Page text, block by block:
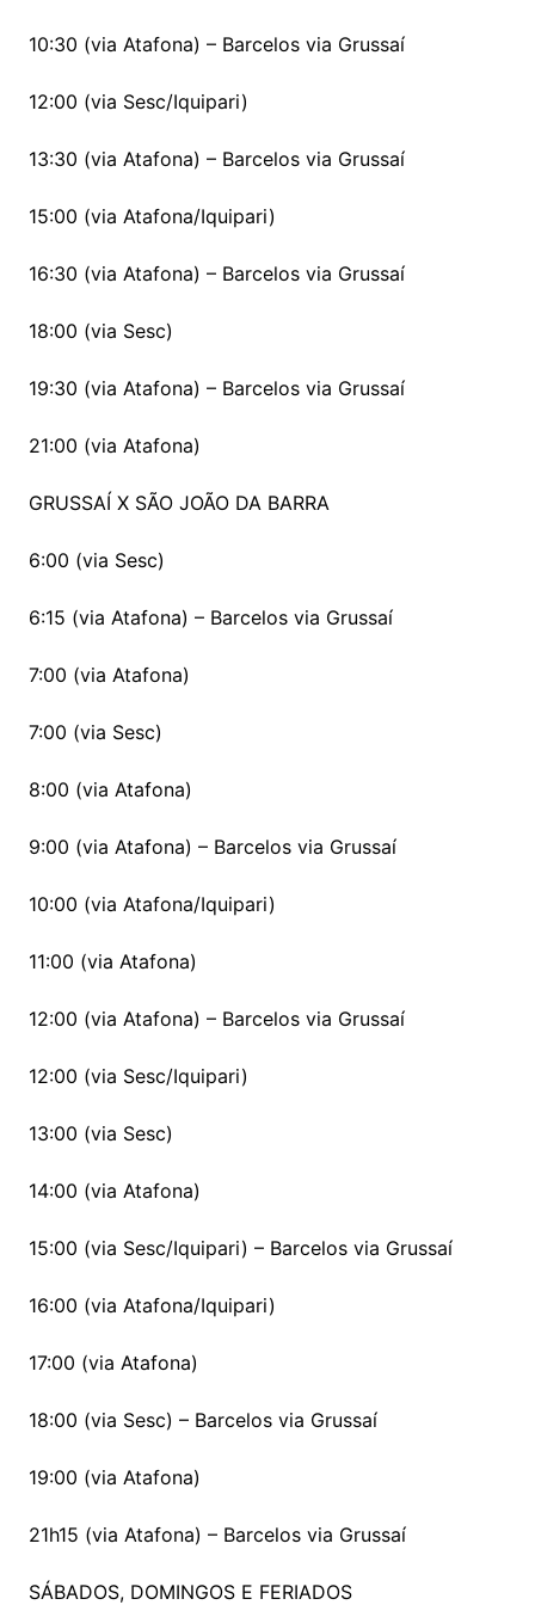
10:30 (via Atafona) – Barcelos via Grussaí
12:00 (via Sesc/Iquipari)
13:30 (via Atafona) – Barcelos via Grussaí
15:00 (via Atafona/Iquipari)
16:30 (via Atafona) – Barcelos via Grussaí
18:00 (via Sesc)
19:30 (via Atafona) – Barcelos via Grussaí
21:00 (via Atafona)
GRUSSAÍ X SÃO JOÃO DA BARRA
6:00 (via Sesc)
6:15 (via Atafona) – Barcelos via Grussaí
7:00 (via Atafona)
7:00 (via Sesc)
8:00 (via Atafona)
9:00 (via Atafona) – Barcelos via Grussaí
10:00 (via Atafona/Iquipari)
11:00 (via Atafona)
12:00 (via Atafona) – Barcelos via Grussaí
12:00 (via Sesc/Iquipari)
13:00 (via Sesc)
14:00 (via Atafona)
15:00 (via Sesc/Iquipari) – Barcelos via Grussaí
16:00 (via Atafona/Iquipari)
17:00 (via Atafona)
18:00 (via Sesc) – Barcelos via Grussaí
19:00 (via Atafona)
21h15 (via Atafona) – Barcelos via Grussaí
SÁBADOS, DOMINGOS E FERIADOS